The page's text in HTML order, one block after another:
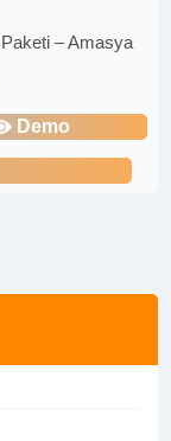
– Amasya
Demo